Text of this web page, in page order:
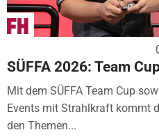
SÜFFA 2026: Team
Mit dem SÜFFA Team Cup
Events mit Strahlkraft kommt
den Themen...